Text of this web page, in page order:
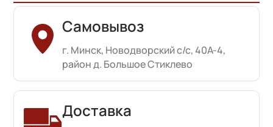
Самовывоз
г. Минск, Новодворский с/с, 40А-4,
район д. Большое Стиклево
Доставка